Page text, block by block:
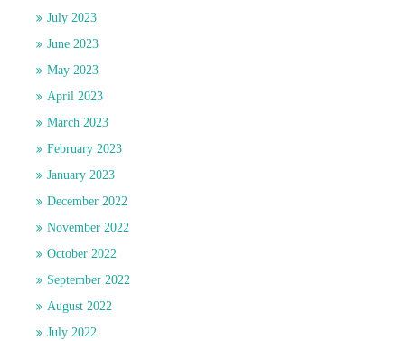
July 2023
June 2023
May 2023
April 2023
March 2023
February 2023
January 2023
December 2022
November 2022
October 2022
September 2022
August 2022
July 2022